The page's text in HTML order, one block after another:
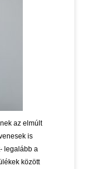
az elmúlt
is
legalább a
között